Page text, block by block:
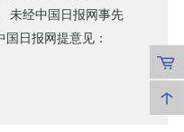
未经中国日报网事先
日报网提意见：